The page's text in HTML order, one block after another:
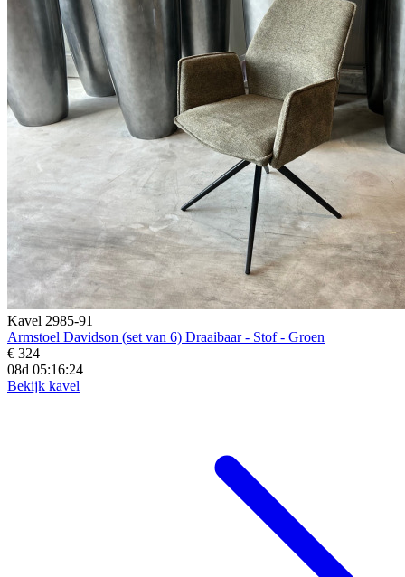
Kavel 2985-91
Armstoel Davidson (set van 6) Draaibaar - Stof - Groen
€ 324
08d 05:16:23
Bekijk kavel